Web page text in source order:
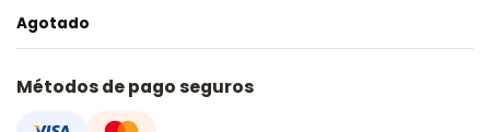
$ 7,068.15.$ 6,191.55.
Agotado
Métodos de pago seguros